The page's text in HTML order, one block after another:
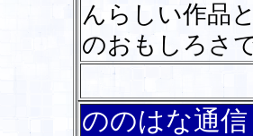
んらしい作品
のおもしろさ
ののはな通信